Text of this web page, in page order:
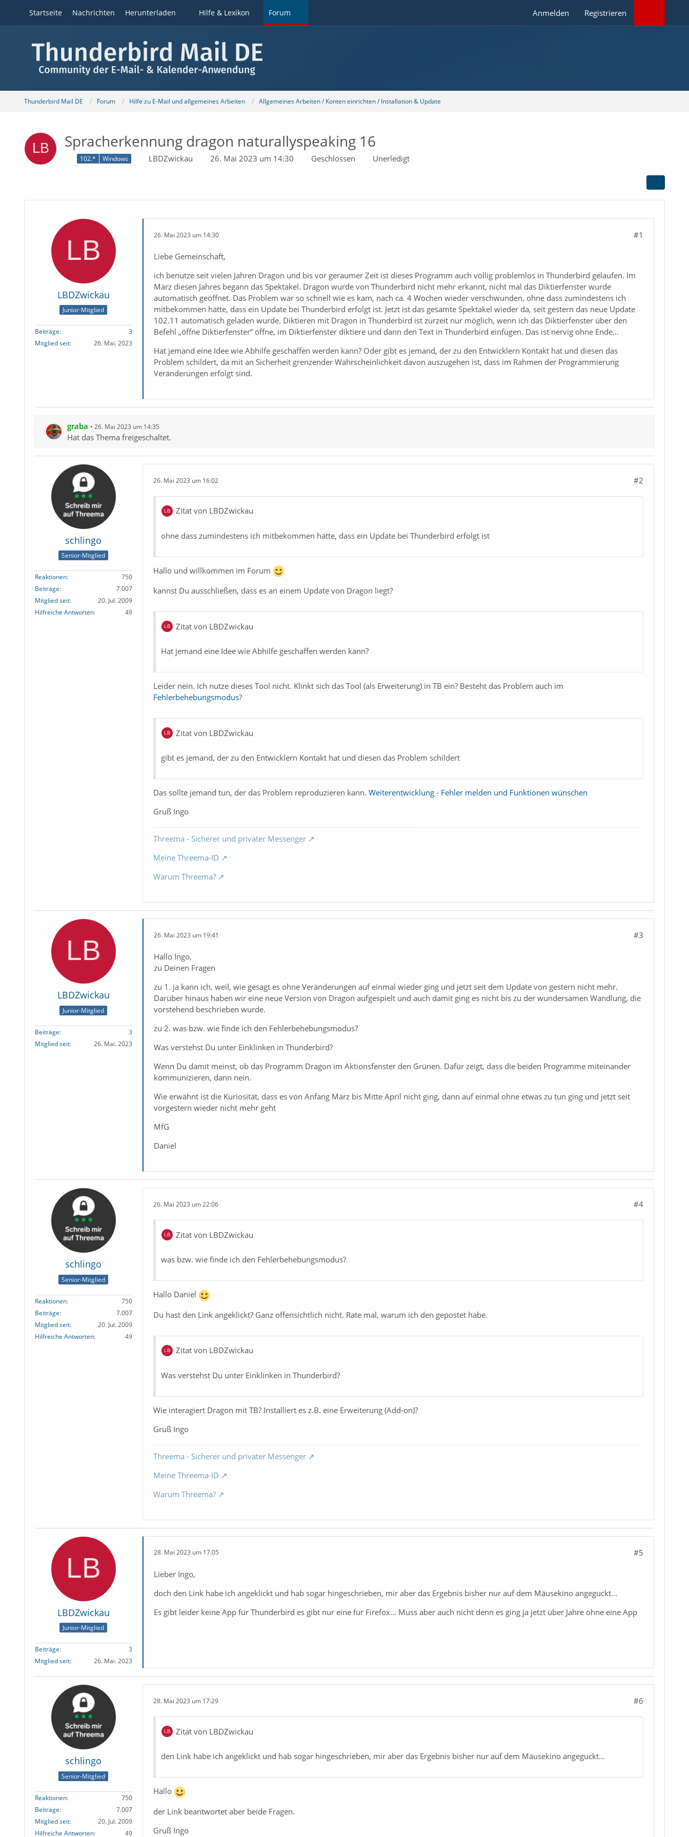
Startseite Nachrichten Herunterladen Hilfe & Lexikon Forum Anmelden Registrieren
Thunderbird Mail DE Forum Hilfe zu E-Mail und allgemeines Arbeiten Allgemeines Arbeiten / Konten einrichten / Installation & Update
Spracherkennung dragon naturallyspeaking 16
102.* Windows LBDZwickau 26. Mai 2023 um 14:30 Geschlossen Unerledigt
LBDZwickau
Junior-Mitglied
Beiträge
3
Mitglied seit
26. Mai. 2023
26. Mai 2023 um 14:30 #1
Liebe Gemeinschaft,
ich benutze seit vielen Jahren Dragon und bis vor geraumer Zeit ist dieses Programm auch völlig problemlos in Thunderbird gelaufen. Im
März diesen Jahres begann das Spektakel. Dragon wurde von Thunderbird nicht mehr erkannt, nicht mal das Diktierfenster wurde
automatisch geöffnet. Das Problem war so schnell wie es kam, nach ca. 4 Wochen wieder verschwunden, ohne dass zumindestens ich
mitbekommen hätte, dass ein Update bei Thunderbird erfolgt ist. Jetzt ist das gesamte Spektakel wieder da, seit gestern das neue Update
102.11 automatisch geladen wurde. Diktieren mit Dragon in Thunderbird ist zurzeit nur möglich, wenn ich das Diktierfenster über den
Befehl „öffne Diktierfenster“ öffne, im Diktierfenster diktiere und dann den Text in Thunderbird einfügen. Das ist nervig ohne Ende...
Hat jemand eine Idee wie Abhilfe geschaffen werden kann? Oder gibt es jemand, der zu den Entwicklern Kontakt hat und diesen das
Problem schildert, da mit an Sicherheit grenzender Wahrscheinlichkeit davon auszugehen ist, dass im Rahmen der Programmierung
Veränderungen erfolgt sind.
graba 26. Mai 2023 um 14:35
Hat das Thema freigeschaltet.
schlingo
Senior-Mitglied
Reaktionen
750
Beiträge
7.007
Mitglied seit
20. Jul. 2009
Hilfreiche Antworten
49
26. Mai 2023 um 16:02 #2
Zitat von LBDZwickau
ohne dass zumindestens ich mitbekommen hätte, dass ein Update bei Thunderbird erfolgt ist
Hallo und willkommen im Forum
kannst Du ausschließen, dass es an einem Update von Dragon liegt?
Zitat von LBDZwickau
Hat jemand eine Idee wie Abhilfe geschaffen werden kann?
Leider nein. Ich nutze dieses Tool nicht. Klinkt sich das Tool (als Erweiterung) in TB ein? Besteht das Problem auch im
Fehlerbehebungsmodus?
Zitat von LBDZwickau
gibt es jemand, der zu den Entwicklern Kontakt hat und diesen das Problem schildert
Das sollte jemand tun, der das Problem reproduzieren kann. Weiterentwicklung - Fehler melden und Funktionen wünschen
Gruß Ingo
Threema - Sicherer und privater Messenger
Meine Threema-ID
Warum Threema?
LBDZwickau
Junior-Mitglied
Beiträge
3
Mitglied seit
26. Mai. 2023
26. Mai 2023 um 19:41 #3
Hallo Ingo,
zu Deinen Fragen
zu 1. ja kann ich, weil, wie gesagt es ohne Veränderungen auf einmal wieder ging und jetzt seit dem Update von gestern nicht mehr.
Darüber hinaus haben wir eine neue Version von Dragon aufgespielt und auch damit ging es nicht bis zu der wundersamen Wandlung, die
vorstehend beschrieben wurde.
zu 2. was bzw. wie finde ich den Fehlerbehebungsmodus?
Was verstehst Du unter Einklinken in Thunderbird?
Wenn Du damit meinst, ob das Programm Dragon im Aktionsfenster den Grünen. Dafür zeigt, dass die beiden Programme miteinander
kommunizieren, dann nein.
Wie erwähnt ist die Kuriosität, dass es von Anfang März bis Mitte April nicht ging, dann auf einmal ohne etwas zu tun ging und jetzt seit
vorgestern wieder nicht mehr geht
MfG
Daniel
schlingo
Senior-Mitglied
Reaktionen
750
Beiträge
7.007
Mitglied seit
20. Jul. 2009
Hilfreiche Antworten
49
26. Mai 2023 um 22:06 #4
Zitat von LBDZwickau
was bzw. wie finde ich den Fehlerbehebungsmodus?
Hallo Daniel
Du hast den Link angeklickt? Ganz offensichtlich nicht. Rate mal, warum ich den gepostet habe.
Zitat von LBDZwickau
Was verstehst Du unter Einklinken in Thunderbird?
Wie interagiert Dragon mit TB? Installiert es z.B. eine Erweiterung (Add-on)?
Gruß Ingo
Threema - Sicherer und privater Messenger
Meine Threema-ID
Warum Threema?
LBDZwickau
Junior-Mitglied
Beiträge
3
Mitglied seit
26. Mai. 2023
28. Mai 2023 um 17:05 #5
Lieber Ingo,
doch den Link habe ich angeklickt und hab sogar hingeschrieben, mir aber das Ergebnis bisher nur auf dem Mäusekino angeguckt...
Es gibt leider keine App für Thunderbird es gibt nur eine für Firefox... Muss aber auch nicht denn es ging ja jetzt über Jahre ohne eine App
schlingo
Senior-Mitglied
Reaktionen
750
Beiträge
7.007
Mitglied seit
20. Jul. 2009
Hilfreiche Antworten
49
28. Mai 2023 um 17:29 #6
Zitat von LBDZwickau
den Link habe ich angeklickt und hab sogar hingeschrieben, mir aber das Ergebnis bisher nur auf dem Mäusekino angeguckt...
Hallo
der Link beantwortet aber beide Fragen.
Gruß Ingo